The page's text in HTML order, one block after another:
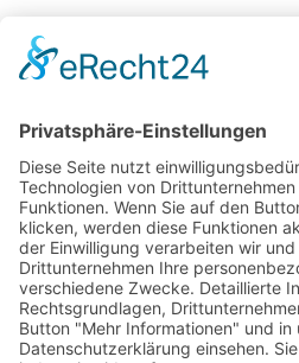
Bärbel Bas
Mitglied des Deutschen
Presse & Downloads
Pressemitteilungen
Pressefotos
BASis Info
Newsletter-Abo
Rechenschaftsflyer